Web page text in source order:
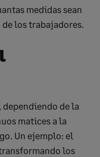
medidas sean
los trabajadores.
de la
matices a la
Un ejemplo: el
los